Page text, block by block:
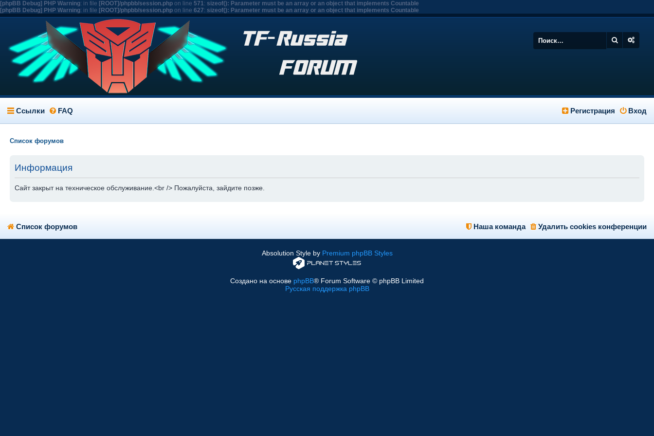
[phpBB Debug] PHP Warning: in file [ROOT]/phpbb/session.php on line 571: sizeof(): Parameter must be an array or an object that implements Countable
[phpBB Debug] PHP Warning: in file [ROOT]/phpbb/session.php on line 627: sizeof(): Parameter must be an array or an object that implements Countable
Ссылки FAQ Вход
Регистрация
Список форумов
Информация
Сайт закрыт на техническое обслуживание.<br /> Пожалуйста, зайдите позже.
Список форумов Удалить cookies конференции
Наша команда
Absolution Style by Premium phpBB Styles
Создано на основе phpBB® Forum Software © phpBB Limited
Русская поддержка phpBB